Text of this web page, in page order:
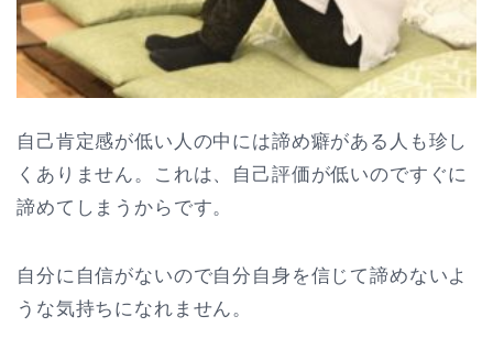
自己肯定感が低い人の中には諦め癖がある人も珍し
くありません。これは、自己評価が低いのですぐに
諦めてしまうからです。
自分に自信がないので自分自身を信じて諦めないよ
うな気持ちになれません。